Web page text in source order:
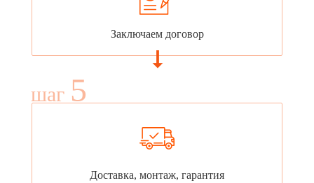
Заключаем договор
шаг 5
Доставка, монтаж, гарантия